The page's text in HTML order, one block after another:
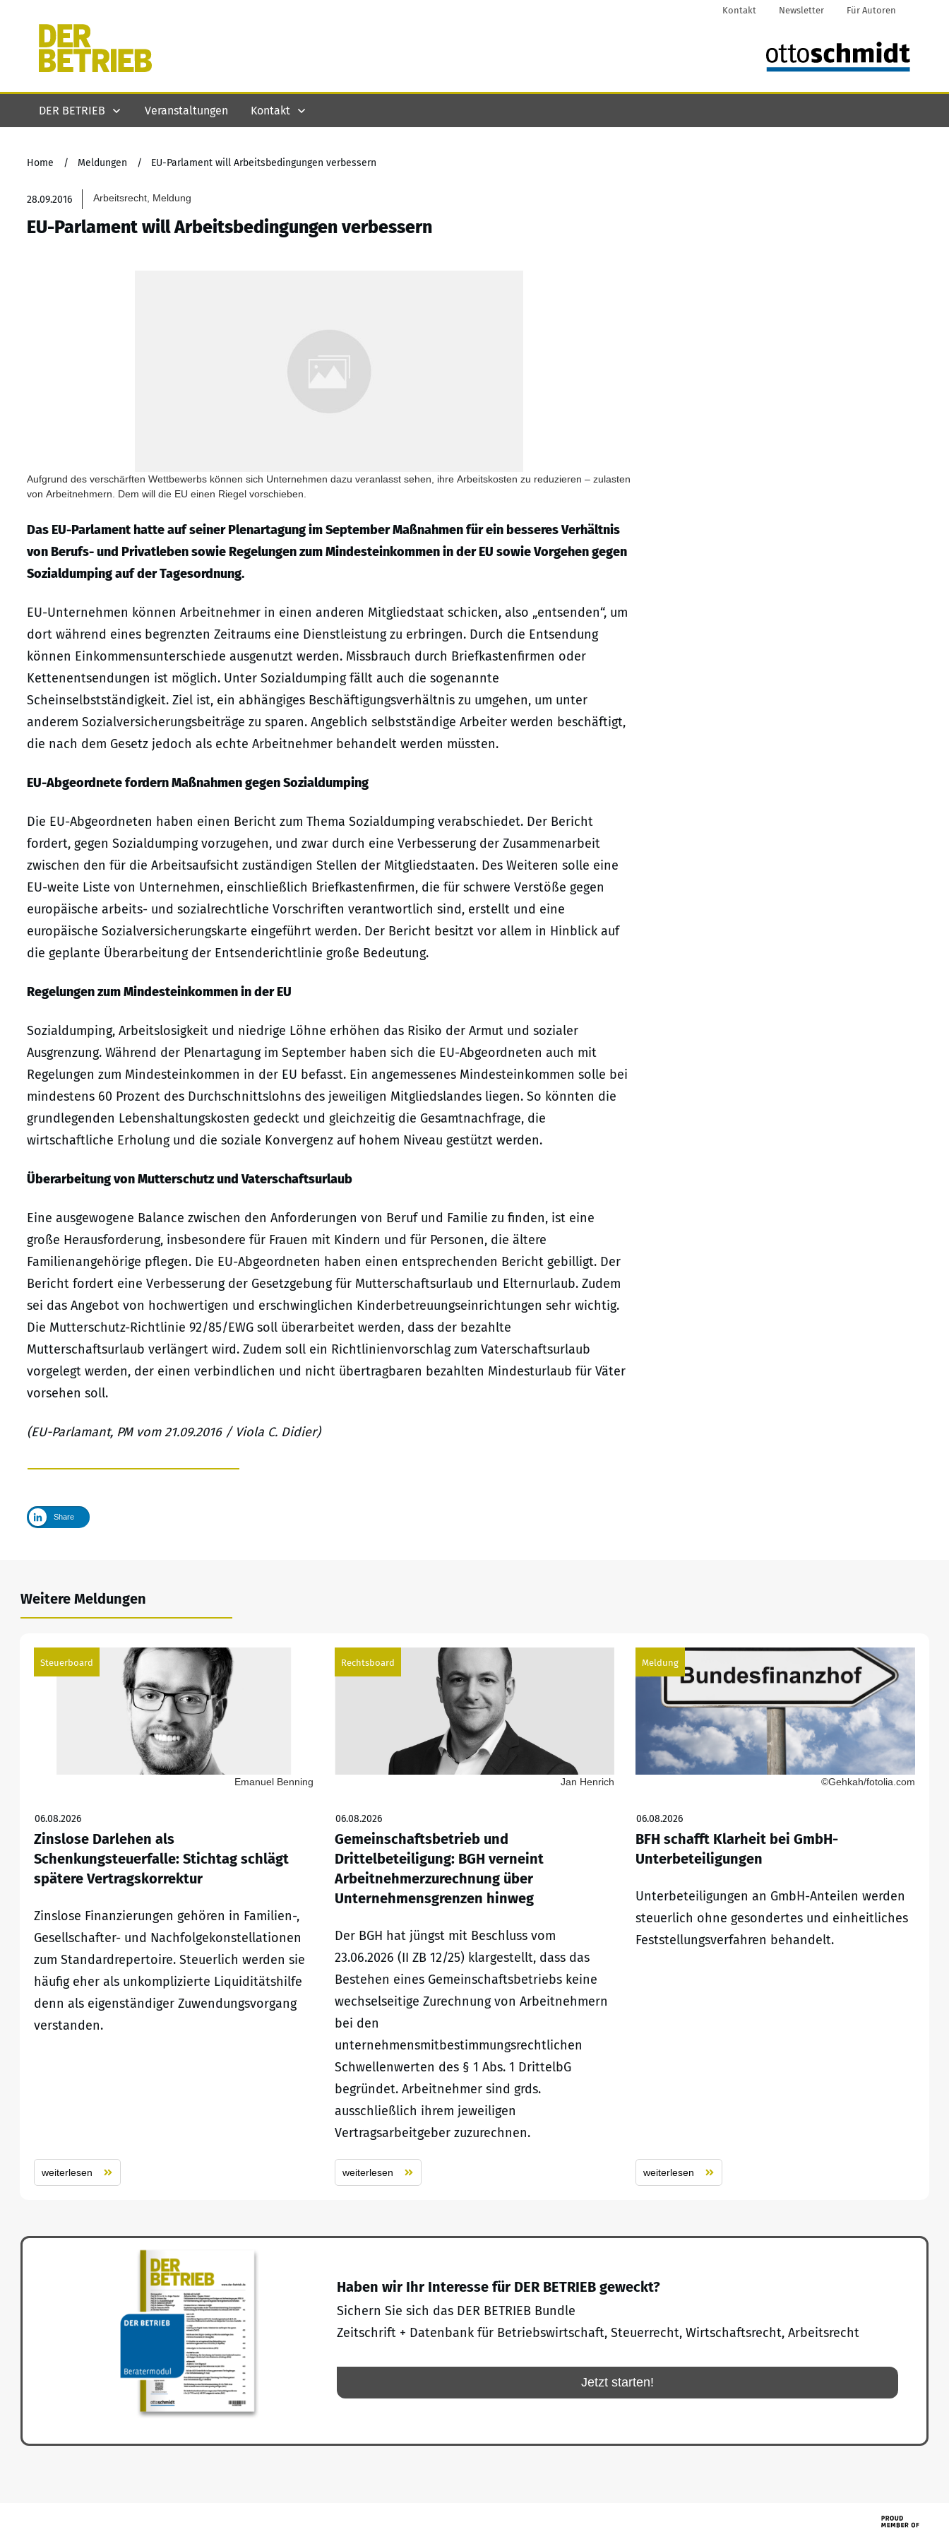
Kontakt Newsletter Für Autoren
DER BETRIEB Veranstaltungen Kontakt
Home / Meldungen / EU-Parlament will Arbeitsbedingungen verbessern
28.09.2016 Arbeitsrecht, Meldung
EU-Parlament will Arbeitsbedingungen verbessern
Aufgrund des verschärften Wettbewerbs können sich Unternehmen dazu veranlasst sehen, ihre Arbeitskosten zu reduzieren – zulasten
von Arbeitnehmern. Dem will die EU einen Riegel vorschieben.
Das EU-Parlament hatte auf seiner Plenartagung im September Maßnahmen für ein besseres Verhältnis
von Berufs- und Privatleben sowie Regelungen zum Mindesteinkommen in der EU sowie Vorgehen gegen
Sozialdumping auf der Tagesordnung.
EU-Unternehmen können Arbeitnehmer in einen anderen Mitgliedstaat schicken, also „entsenden“, um
dort während eines begrenzten Zeitraums eine Dienstleistung zu erbringen. Durch die Entsendung
können Einkommensunterschiede ausgenutzt werden. Missbrauch durch Briefkastenfirmen oder
Kettenentsendungen ist möglich. Unter Sozialdumping fällt auch die sogenannte
Scheinselbstständigkeit. Ziel ist, ein abhängiges Beschäftigungsverhältnis zu umgehen, um unter
anderem Sozialversicherungsbeiträge zu sparen. Angeblich selbstständige Arbeiter werden beschäftigt,
die nach dem Gesetz jedoch als echte Arbeitnehmer behandelt werden müssten.
EU-Abgeordnete fordern Maßnahmen gegen Sozialdumping
Die EU-Abgeordneten haben einen Bericht zum Thema Sozialdumping verabschiedet. Der Bericht
fordert, gegen Sozialdumping vorzugehen, und zwar durch eine Verbesserung der Zusammenarbeit
zwischen den für die Arbeitsaufsicht zuständigen Stellen der Mitgliedstaaten. Des Weiteren solle eine
EU-weite Liste von Unternehmen, einschließlich Briefkastenfirmen, die für schwere Verstöße gegen
europäische arbeits- und sozialrechtliche Vorschriften verantwortlich sind, erstellt und eine
europäische Sozialversicherungskarte eingeführt werden. Der Bericht besitzt vor allem in Hinblick auf
die geplante Überarbeitung der Entsenderichtlinie große Bedeutung.
Regelungen zum Mindesteinkommen in der EU
Sozialdumping, Arbeitslosigkeit und niedrige Löhne erhöhen das Risiko der Armut und sozialer
Ausgrenzung. Während der Plenartagung im September haben sich die EU-Abgeordneten auch mit
Regelungen zum Mindesteinkommen in der EU befasst. Ein angemessenes Mindesteinkommen solle bei
mindestens 60 Prozent des Durchschnittslohns des jeweiligen Mitgliedslandes liegen. So könnten die
grundlegenden Lebenshaltungskosten gedeckt und gleichzeitig die Gesamtnachfrage, die
wirtschaftliche Erholung und die soziale Konvergenz auf hohem Niveau gestützt werden.
Überarbeitung von Mutterschutz und Vaterschaftsurlaub
Eine ausgewogene Balance zwischen den Anforderungen von Beruf und Familie zu finden, ist eine
große Herausforderung, insbesondere für Frauen mit Kindern und für Personen, die ältere
Familienangehörige pflegen. Die EU-Abgeordneten haben einen entsprechenden Bericht gebilligt. Der
Bericht fordert eine Verbesserung der Gesetzgebung für Mutterschaftsurlaub und Elternurlaub. Zudem
sei das Angebot von hochwertigen und erschwinglichen Kinderbetreuungseinrichtungen sehr wichtig.
Die Mutterschutz-Richtlinie 92/85/EWG soll überarbeitet werden, dass der bezahlte
Mutterschaftsurlaub verlängert wird. Zudem soll ein Richtlinienvorschlag zum Vaterschaftsurlaub
vorgelegt werden, der einen verbindlichen und nicht übertragbaren bezahlten Mindesturlaub für Väter
vorsehen soll.
(EU-Parlamant, PM vom 21.09.2016 / Viola C. Didier)
Share
Weitere Meldungen
Steuerboard
Emanuel Benning
06.08.2026
Zinslose Darlehen als
Schenkungsteuerfalle: Stichtag schlägt
spätere Vertragskorrektur
Zinslose Finanzierungen gehören in Familien-,
Gesellschafter- und Nachfolgekonstellationen
zum Standardrepertoire. Steuerlich werden sie
häufig eher als unkomplizierte Liquiditätshilfe
denn als eigenständiger Zuwendungsvorgang
verstanden.
weiterlesen
Rechtsboard
Jan Henrich
06.08.2026
Gemeinschaftsbetrieb und
Drittelbeteiligung: BGH verneint
Arbeitnehmerzurechnung über
Unternehmensgrenzen hinweg
Der BGH hat jüngst mit Beschluss vom
23.06.2026 (II ZB 12/25) klargestellt, dass das
Bestehen eines Gemeinschaftsbetriebs keine
wechselseitige Zurechnung von Arbeitnehmern
bei den
unternehmensmitbestimmungsrechtlichen
Schwellenwerten des § 1 Abs. 1 DrittelbG
begründet. Arbeitnehmer sind grds.
ausschließlich ihrem jeweiligen
Vertragsarbeitgeber zuzurechnen.
weiterlesen
Meldung
©Gehkah/fotolia.com
06.08.2026
BFH schafft Klarheit bei GmbH-
Unterbeteiligungen
Unterbeteiligungen an GmbH-Anteilen werden
steuerlich ohne gesondertes und einheitliches
Feststellungsverfahren behandelt.
weiterlesen
Haben wir Ihr Interesse für DER BETRIEB geweckt?
Sichern Sie sich das DER BETRIEB Bundle
Zeitschrift + Datenbank für Betriebswirtschaft, Steuerrecht, Wirtschaftsrecht, Arbeitsrecht
Jetzt starten!